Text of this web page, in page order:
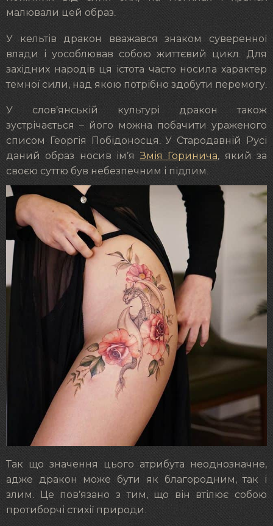
малювали цей образ.
У кельтів дракон вважався знаком суверенної
влади і уособлював собою життєвий цикл. Для
західних народів ця істота часто носила характер
темної сили, над якою потрібно здобути перемогу.
У слов’янській культурі дракон також
зустрічається – його можна побачити ураженого
списом Георгія Побідоносця. У Стародавній Русі
даний образ носив ім’яЗмія Горинича, який за
своєю суттю був небезпечним і підлим.
Так що значення цього атрибута неоднозначне,
адже дракон може бути як благородним, так і
злим. Це пов’язано з тим, що він втілює собою
протиборчі стихії природи.